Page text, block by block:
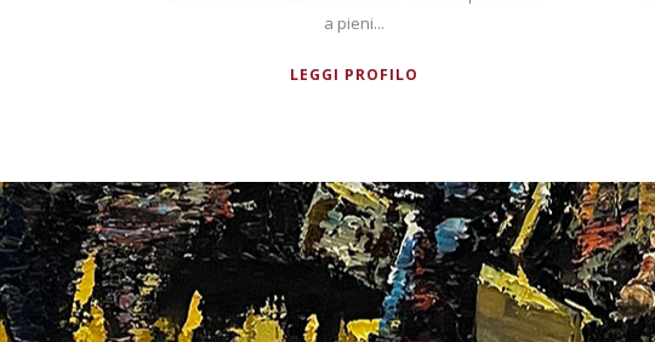
l’Università...
LEGGI PROFILO